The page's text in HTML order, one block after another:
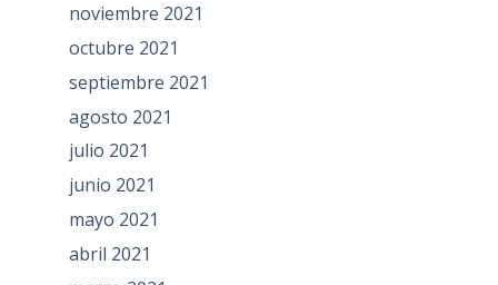
noviembre 2021
octubre 2021
septiembre 2021
agosto 2021
julio 2021
junio 2021
mayo 2021
abril 2021